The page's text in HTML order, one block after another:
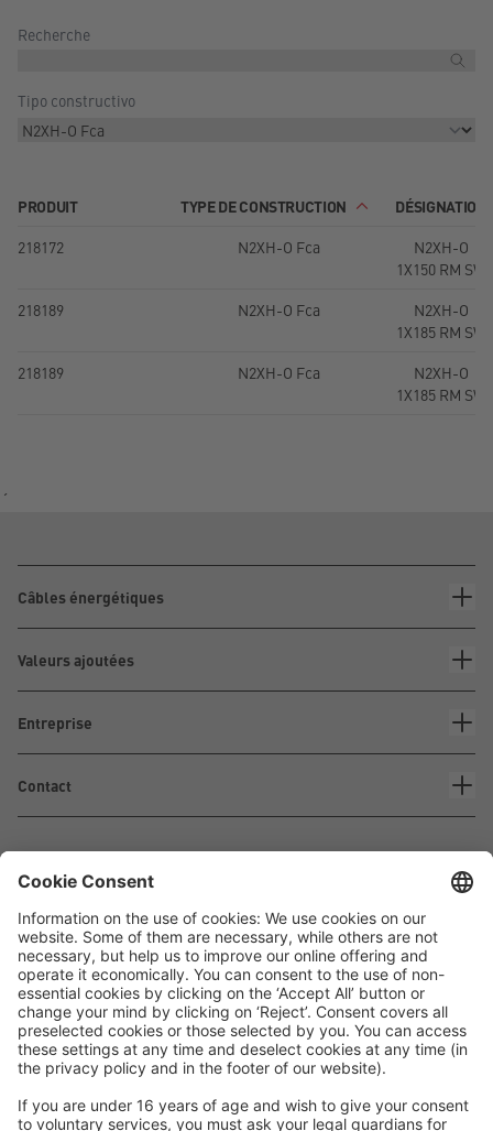
Recherche
Tipo constructivo
PRODUIT TYPE DE CONSTRUCTION
DÉSIGNATION
218172
N2XH-O Fca
N2XH-O
1X150 RM SW
218189
N2XH-O Fca
N2XH-O
1X185 RM SW
218189
N2XH-O Fca
N2XH-O
1X185 RM SW
´
Câbles énergétiques
Valeurs ajoutées
Entreprise
Contact
Waskönig+Walter
Kabel-Werk GmbH u. Co. KG
Ostermoorstraße 77
26683 Saterland
Téléphone +49 4498 88-0
Fax +49 4498 88-900
info[att]waskoenig.de